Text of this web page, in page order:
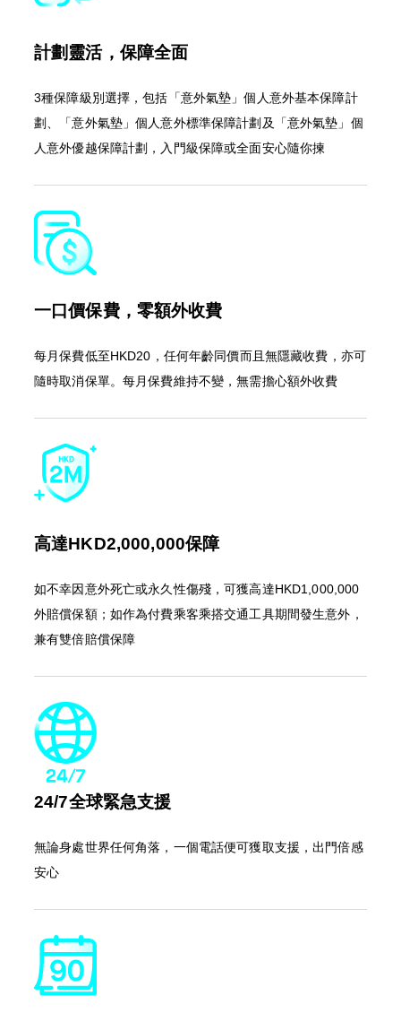
計劃靈活，保障全面
3種保障級別選擇，包括「意外氣墊」個人意外基本保障計
劃、「意外氣墊」個人意外標準保障計劃及「意外氣墊」個
人意外優越保障計劃，入門級保障或全面安心隨你揀
一口價保費，零額外收費
每月保費低至HKD20，任何年齡同價而且無隱藏收費，亦可
隨時取消保單。每月保費維持不變，無需擔心額外收費
高達HKD2,000,000保障
如不幸因意外死亡或永久性傷殘，可獲高達HKD1,000,000
外賠償保額；如作為付費乘客乘搭交通工具期間發生意外，
兼有雙倍賠償保障
24/7全球緊急支援
無論身處世界任何角落，一個電話便可獲取支援，出門倍感
安心